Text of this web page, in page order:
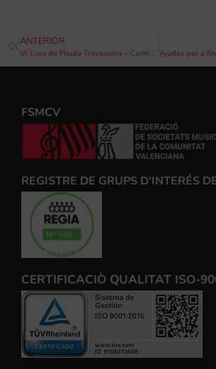
ANTERIOR
VI Curs de Flauta Travessera – Centre Instructiu Musical d’Alfafar.
FSMCV
REGISTRE DE GRUPS D'INTERÉS
CERTIFICACIÒ QUALITAT ISO-